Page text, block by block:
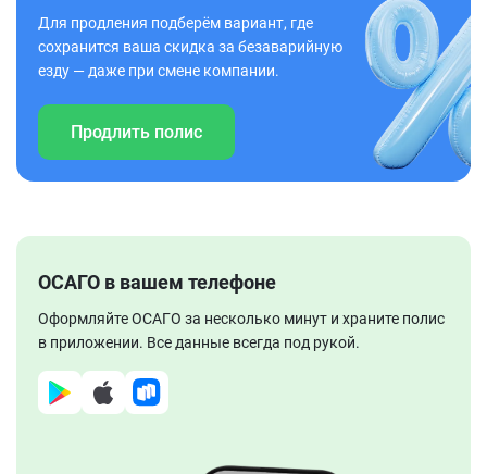
Для продления подберём вариант, где
сохранится ваша скидка за безаварийную
езду — даже при смене компании.
Продлить полис
ОСАГО в вашем телефоне
Оформляйте ОСАГО за несколько минут и храните полис
в приложении. Все данные всегда под рукой.